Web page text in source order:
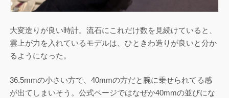
大変造りが良い時計。流石にこれだけ数を見続けていると、
雲上が力を入れているモデルは、ひときわ造りが良いと分か
るようになった。
36.5mmの小さい方で、40mmの方だと腕に乗せられてる感
が出てしまいそう。公式ページではなぜか40mmの並びにな